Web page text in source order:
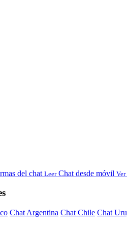
del chat Leer Chat desde móvil Ver
Chat Argentina Chat Chile Chat